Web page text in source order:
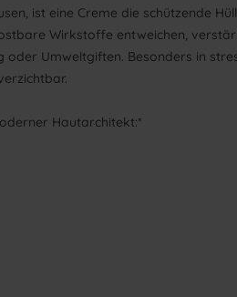
ist eine Creme die schützende
Wirkstoffe entweichen,
Umweltgiften. Besonders in
Hautarchitekt:*